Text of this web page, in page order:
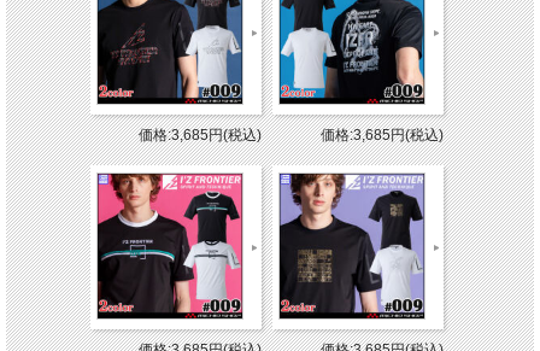
価格:3,685円(税込) 価格:3,685円(税込)